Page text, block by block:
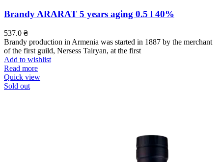
Brandy ARARAT 5 years aging 0.5 l 40%
537.0 ₴
Brandy production in Armenia was started in 1887 by the merchant
of the first guild, Nersess Tairyan, at the first
Add to wishlist
Read more
Quick view
Sold out